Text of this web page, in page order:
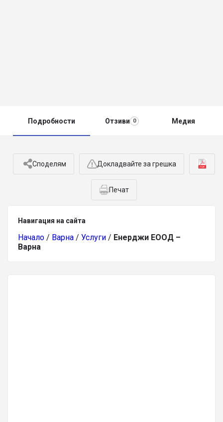
Подробности Отзиви 0 Медия
Споделям Докладвайте за грешка
Печат
Навигация на сайта
Начало / Варна / Услуги / Енерджи ЕООД –
Варна